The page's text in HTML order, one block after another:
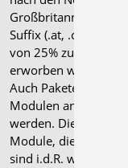
Großbritannien
Suffix (.at, .ch, .it
von 25% zusammen
erworben werden.
Auch Pakete können
Modulen anderer
werden. Die
Module, die zum
sind i.d.R. weniger